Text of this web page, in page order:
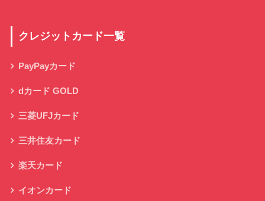
クレジットカード一覧
PayPayカード
dカード GOLD
三菱UFJカード
三井住友カード
楽天カード
イオンカード